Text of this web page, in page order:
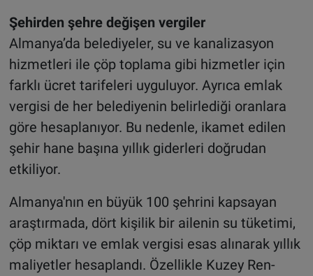
Şehirden şehre değişen vergiler
Almanya’da belediyeler, su ve kanalizasyon
hizmetleri ile çöp toplama gibi hizmetler için
farklı ücret tarifeleri uyguluyor. Ayrıca emlak
vergisi de her belediyenin belirlediği oranlara
göre hesaplanıyor. Bu nedenle, ikamet edilen
şehir hane başına yıllık giderleri doğrudan
etkiliyor.
Almanya'nın en büyük 100 şehrini kapsayan
araştırmada, dört kişilik bir ailenin su tüketimi,
çöp miktarı ve emlak vergisi esas alınarak yıllık
maliyetler hesaplandı. Özellikle Kuzey Ren-